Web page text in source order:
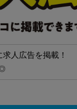
タイ企業・製造業】